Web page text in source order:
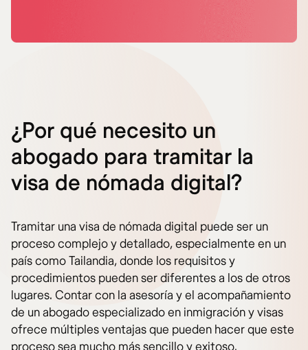
¿Por qué necesito un
abogado para tramitar la
visa de nómada digital?
Tramitar una visa de nómada digital puede ser un
proceso complejo y detallado, especialmente en un
país como Tailandia, donde los requisitos y
procedimientos pueden ser diferentes a los de otros
lugares. Contar con la asesoría y el acompañamiento
de un abogado especializado en inmigración y visas
ofrece múltiples ventajas que pueden hacer que este
proceso sea mucho más sencillo y exitoso.